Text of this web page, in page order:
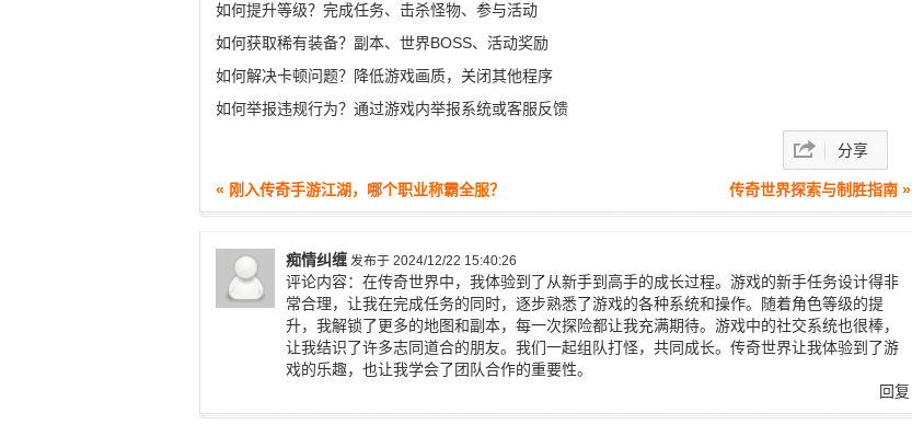
如何提升等级？完成任务、击杀怪物、参与活动
如何获取稀有装备？副本、世界BOSS、活动奖励
如何解决卡顿问题？降低游戏画质，关闭其他程序
如何举报违规行为？通过游戏内举报系统或客服反馈
分享
« 刚入传奇手游江湖，哪个职业称霸全服？ 传奇世界探索与制胜指南 »
痴情纠缠 发布于 2024/12/22 15:40:26
评论内容：在传奇世界中，我体验到了从新手到高手的成长过程。游戏的新手任务设计得非
常合理，让我在完成任务的同时，逐步熟悉了游戏的各种系统和操作。随着角色等级的提
升，我解锁了更多的地图和副本，每一次探险都让我充满期待。游戏中的社交系统也很棒，
让我结识了许多志同道合的朋友。我们一起组队打怪，共同成长。传奇世界让我体验到了游
戏的乐趣，也让我学会了团队合作的重要性。
回复